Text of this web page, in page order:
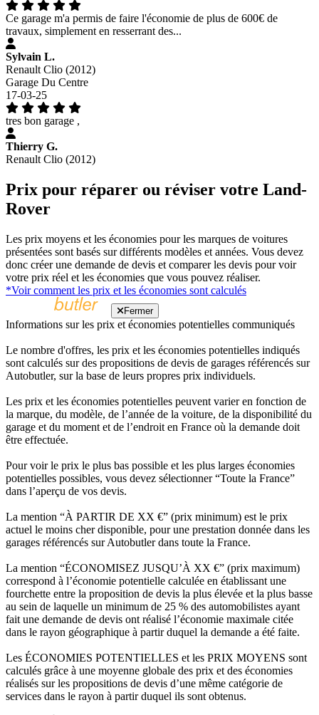
Ce garage m'a permis de faire l'économie de plus de 600€ de
travaux, simplement en resserrant des...
Sylvain L.
Renault Clio (2012)
Garage Du Centre
17-03-25
tres bon garage ,
Thierry G.
Renault Clio (2012)
Prix pour réparer ou réviser votre Land-
Rover
Les prix moyens et les économies pour les marques de voitures
présentées sont basés sur différents modèles et années. Vous devez
donc créer une demande de devis et comparer les devis pour voir
votre prix réel et les économies que vous pouvez réaliser.
*Voir comment les prix et les économies sont calculés
Fermer
Informations sur les prix et économies potentielles communiqués
Le nombre d'offres, les prix et les économies potentielles indiqués
sont calculés sur des propositions de devis de garages référencés sur
Autobutler, sur la base de leurs propres prix individuels.
Les prix et les économies potentielles peuvent varier en fonction de
la marque, du modèle, de l’année de la voiture, de la disponibilité du
garage et du moment et de l’endroit en France où la demande doit
être effectuée.
Pour voir le prix le plus bas possible et les plus larges économies
potentielles possibles, vous devez sélectionner “Toute la France”
dans l’aperçu de vos devis.
La mention “À PARTIR DE XX €” (prix minimum) est le prix
actuel le moins cher disponible, pour une prestation donnée dans les
garages référencés sur Autobutler dans toute la France.
La mention “ÉCONOMISEZ JUSQU’À XX €” (prix maximum)
correspond à l’économie potentielle calculée en établissant une
fourchette entre la proposition de devis la plus élevée et la plus basse
au sein de laquelle un minimum de 25 % des automobilistes ayant
fait une demande de devis ont réalisé l’économie maximale citée
dans le rayon géographique à partir duquel la demande a été faite.
Les ÉCONOMIES POTENTIELLES et les PRIX MOYENS sont
calculés grâce à une moyenne globale des prix et des économies
réalisés sur les propositions de devis d’une même catégorie de
services dans le rayon à partir duquel ils sont obtenus.